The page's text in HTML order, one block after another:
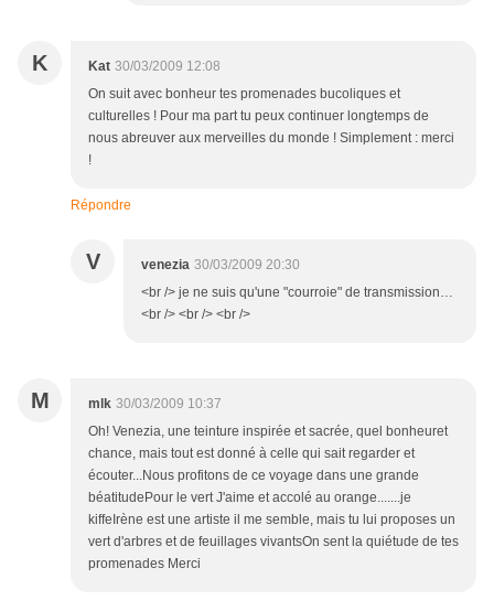
K Kat 30/03/2009 12:08
On suit avec bonheur tes promenades bucoliques et
culturelles ! Pour ma part tu peux continuer longtemps de
nous abreuver aux merveilles du monde ! Simplement : merci
!
Répondre
V venezia 30/03/2009 20:30
<br /> je ne suis qu'une "courroie" de transmission…
<br /> <br /> <br />
M mlk 30/03/2009 10:37
Oh! Venezia, une teinture inspirée et sacrée, quel bonheuret
chance, mais tout est donné à celle qui sait regarder et
écouter...Nous profitons de ce voyage dans une grande
béatitudePour le vert J'aime et accolé au orange.......je
kiffeIrène est une artiste il me semble, mais tu lui proposes un
vert d'arbres et de feuillages vivantsOn sent la quiétude de tes
promenades Merci